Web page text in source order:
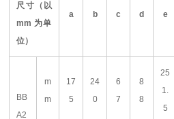
尺寸（以
mm 为单
位）
a b c d e
BB
A2
m
m
17
5
24
0
6
7
8
8
25
1.
5